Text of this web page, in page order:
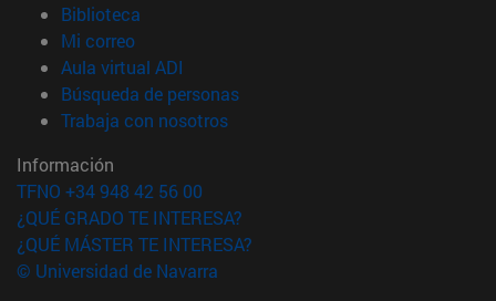
Biblioteca
Mi correo(abre en nueva ventana)
Aula virtual ADI
Búsqueda de personas(abre en nueva ventana)
Trabaja con nosotros(abre en nueva ventana)
Información
TFNO +34 948 42 56 00
¿QUÉ GRADO TE INTERESA?
¿QUÉ MÁSTER TE INTERESA?
© Universidad de Navarra